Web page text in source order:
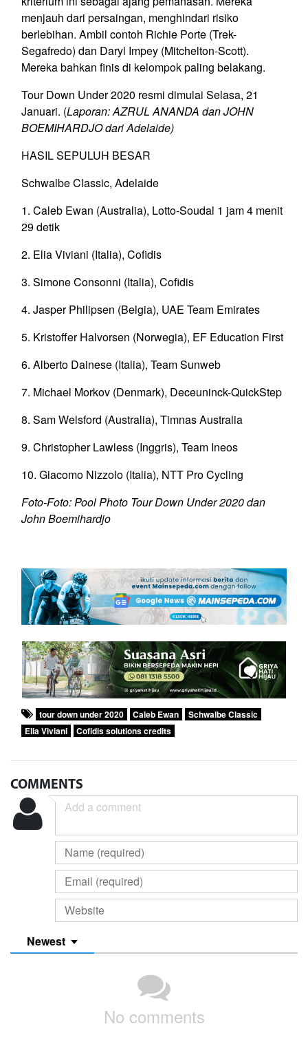
menjauh dari persaingan, menghindari risiko
berlebihan. Ambil contoh Richie Porte (Trek-
Segafredo) dan Daryl Impey (Mitchelton-Scott).
Mereka bahkan finis di kelompok paling belakang.
Tour Down Under 2020 resmi dimulai Selasa, 21
Januari. (Laporan: AZRUL ANANDA dan JOHN
BOEMIHARDJO dari Adelaide)
HASIL SEPULUH BESAR
Schwalbe Classic, Adelaide
1. Caleb Ewan (Australia), Lotto-Soudal 1 jam 4 menit
29 detik
2. Elia Viviani (Italia), Cofidis
3. Simone Consonni (Italia), Cofidis
4. Jasper Philipsen (Belgia), UAE Team Emirates
5. Kristoffer Halvorsen (Norwegia), EF Education First
6. Alberto Dainese (Italia), Team Sunweb
7. Michael Morkov (Denmark), Deceuninck-QuickStep
8. Sam Welsford (Australia), Timnas Australia
9. Christopher Lawless (Inggris), Team Ineos
10. Giacomo Nizzolo (Italia), NTT Pro Cycling
Foto-Foto: Pool Photo Tour Down Under 2020 dan
John Boemihardjo
tour down under 2020 Caleb Ewan
Schwalbe Classic
Elia Viviani
Cofidis solutions credits
COMMENTS
Newest
No comments